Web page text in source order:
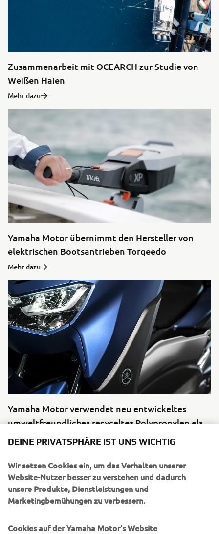
Zusammenarbeit mit OCEARCH zur Studie von
Weißen Haien
Mehr dazu
Yamaha Motor übernimmt den Hersteller von
elektrischen Bootsantrieben Torqeedo
Mehr dazu
Yamaha Motor verwendet neu entwickeltes
umweltfreundliches recyceltes Polypropylen als
Rohstoff
DEINE PRIVATSPHÄRE IST UNS WICHTIG
Wir setzen Cookies ein, um das Verhalten unserer
Website-Nutzer besser zu verstehen und dadurch
unsere Produkte, Dienstleistungen und
Marketingbemühungen zu verbessern.
Cookies auf der Yamaha Motor's Website